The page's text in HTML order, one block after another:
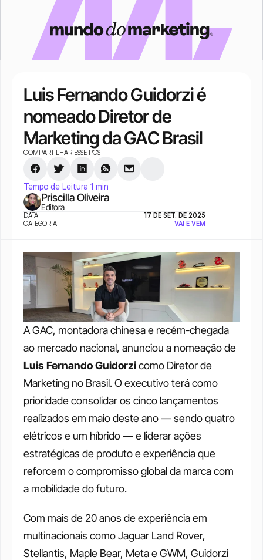
Luis Fernando Guidorzi é
nomeado Diretor de
Marketing da GAC Brasil
COMPARTILHAR ESSE POST
Tempo de Leitura 1 min
Priscilla Oliveira
Editora
DATA
17 DE SET. DE 2025
CATEGORIA
VAI E VEM
A GAC, montadora chinesa e recém-chegada
Luis Fernando Guidorzi como Diretor de
Marketing no Brasil. O executivo terá como
prioridade consolidar os cinco lançamentos
realizados em maio deste ano — sendo quatro
elétricos e um híbrido — e liderar ações
estratégicas de produto e experiência que
reforcem o compromisso global da marca com
a mobilidade do futuro.
Com mais de 20 anos de experiência em
multinacionais como Jaguar Land Rover,
Stellantis, Maple Bear, Meta e GWM, Guidorzi